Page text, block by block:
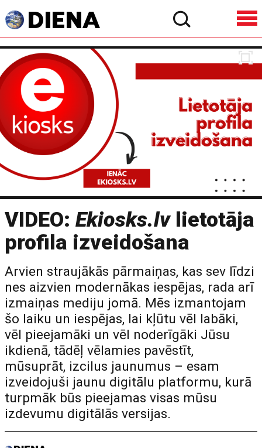
VIDEO:Ekiosks.lvlietotāja
profila izveidošana
Arvien straujākās pārmaiņas, kas sev līdzi
nes aizvien modernākas iespējas, rada arī
izmaiņas mediju jomā. Mēs izmantojam
šo laiku un iespējas, lai kļūtu vēl labāki,
vēl pieejamāki un vēl noderīgāki Jūsu
ikdienā, tādēļ vēlamies pavēstīt,
mūsuprāt, izcilus jaunumus – esam
izveidojuši jaunu digitālu platformu, kurā
turpmāk būs pieejamas visas mūsu
izdevumu digitālās versijas.